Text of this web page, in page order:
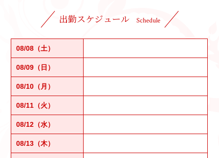
出勤スケジュール Schedule
08/08（土）
08/09（日）
08/10（月）
08/11（火）
08/12（水）
08/13（木）